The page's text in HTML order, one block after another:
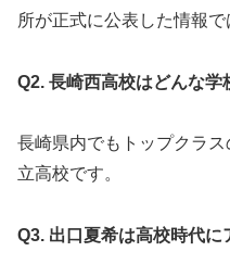
所が正式に公表した情報で
Q2. 長崎西高校はどんな学
長崎県内でもトップクラ
立高校です。
Q3. 出口夏希は高校時代に